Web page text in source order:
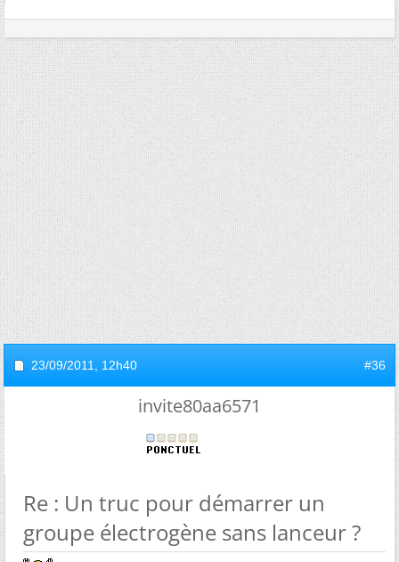
23/09/2011, 12h40 #36
invite80aa6571
Re : Un truc pour démarrer un
groupe électrogène sans lanceur ?